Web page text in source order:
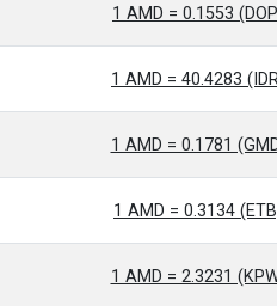
1 AMD = 0.1553
1 AMD = 40.4283
1 AMD = 0.1781
1 AMD = 0.3134
1 AMD = 2.3231